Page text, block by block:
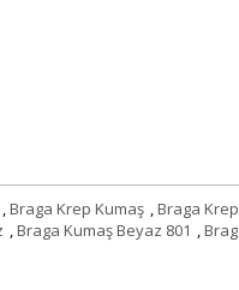
,Braga Krep Kumaş ,Braga
,Braga Kumaş Beyaz 801 ,